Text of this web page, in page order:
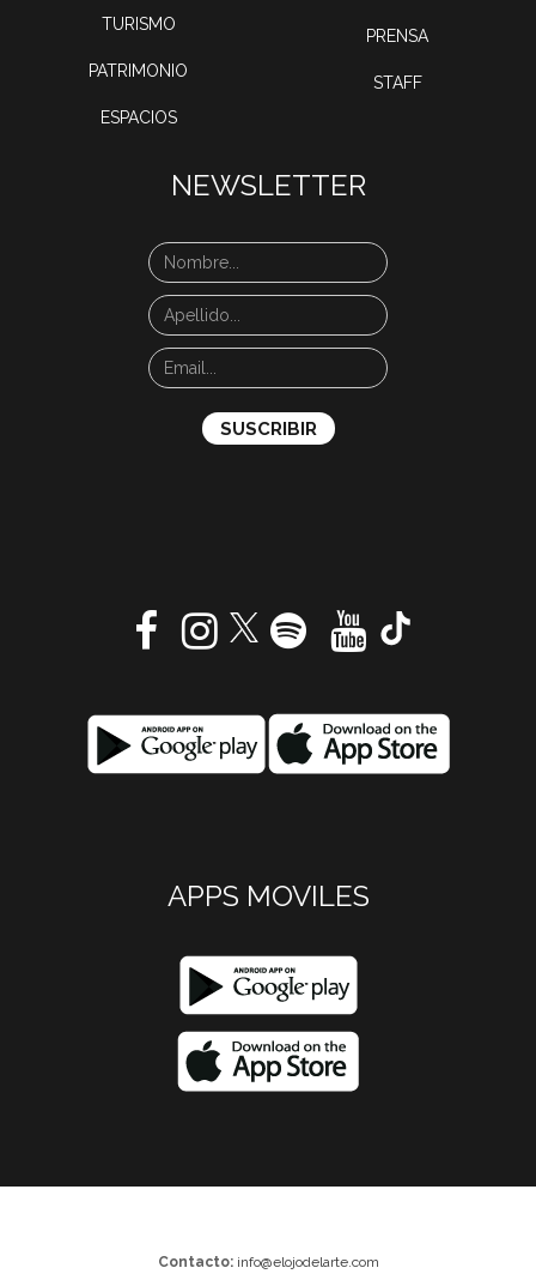
TURISMO
PATRIMONIO
ESPACIOS
PRENSA
STAFF
NEWSLETTER
APPS MOVILES
Contacto: info@elojodelarte.com